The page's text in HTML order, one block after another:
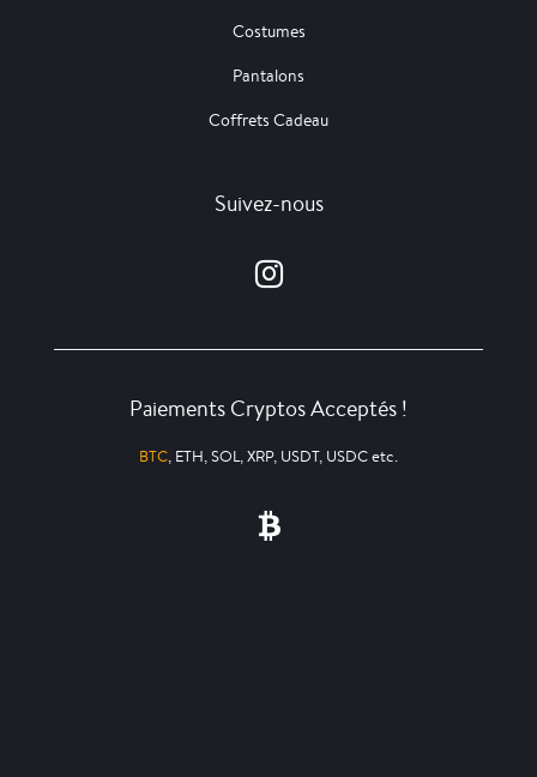
Costumes
Pantalons
Coffrets Cadeau
Suivez-nous
Paiements Cryptos Acceptés !
BTC, ETH, SOL, XRP, USDT, USDC etc.